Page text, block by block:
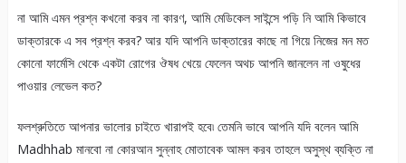
না আমি এমন প্রশ্ন কখনো করব না কারণ, আমি মেডিকেল সাইন্সে পড়ি নি আমি কিভাবে
ডাক্তারকে এ সব প্রশ্ন করব? আর যদি আপনি ডাক্তারের কাছে না গিয়ে নিজের মন মত
কোনো ফার্মেসি থেকে একটা রোগের ঔষধ খেয়ে ফেলেন অথচ আপনি জানলেন না ওষুধের
পাওয়ার লেভেল কত?
ফলশ্রুতিতে আপনার ভালোর চাইতে খারাপই হবে৷ তেমনি ভাবে আপনি যদি বলেন আমি
Madhhab মানবো না কোরআন সুন্নাহ মোতাবেক আমল করব তাহলে অসুস্থ ব্যক্তি না